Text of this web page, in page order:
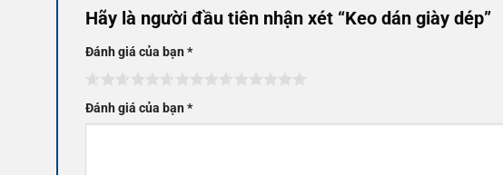
Hãy là người đầu tiên nhận xét “Keo dán giày dép”
Đánh giá của bạn*
Đánh giá của bạn*